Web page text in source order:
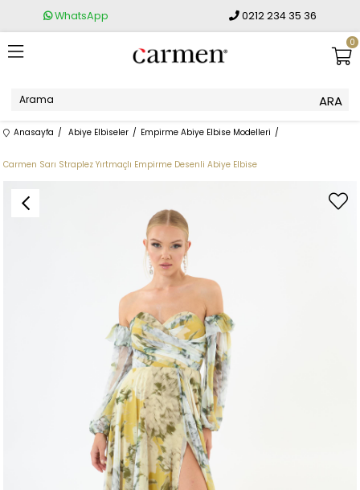
WhatsApp 0212 234 35 36
0
Anasayfa Abiye Elbiseler Empirme Abiye Elbise Modelleri
Carmen Sarı Straplez Yırtmaçlı Empirme Desenli Abiye Elbise